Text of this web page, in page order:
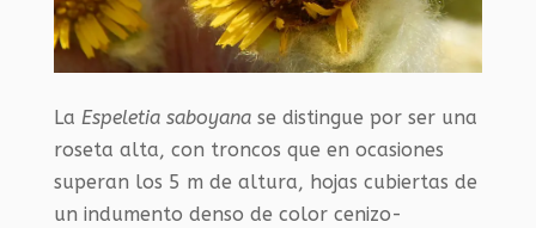
La Espeletia saboyanase distingue por ser una
roseta alta, con troncos que en ocasiones
superan los 5 m de altura, hojas cubiertas de
un indumento denso de color cenizo-